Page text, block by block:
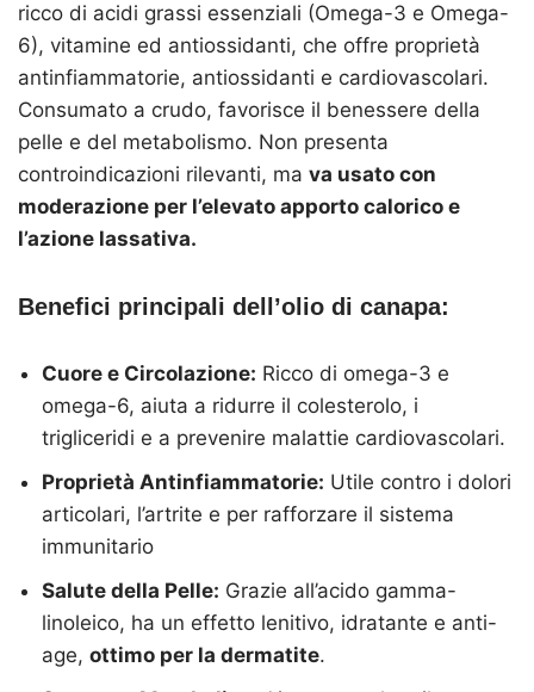
ricco di acidi grassi essenziali (Omega-3 e Omega-
6), vitamine ed antiossidanti, che offre proprietà
antinfiammatorie, antiossidanti e cardiovascolari.
Consumato a crudo, favorisce il benessere della
pelle e del metabolismo. Non presenta
controindicazioni rilevanti, ma va usato con
moderazione per l’elevato apporto calorico e
l’azione lassativa.
Benefici principali dell’olio di canapa:
Cuore e Circolazione: Ricco di omega-3 e
omega-6, aiuta a ridurre il colesterolo, i
trigliceridi e a prevenire malattie cardiovascolari.
Proprietà Antinfiammatorie: Utile contro i dolori
articolari, l’artrite e per rafforzare il sistema
immunitario
Salute della Pelle: Grazie all’acido gamma-
linoleico, ha un effetto lenitivo, idratante e anti-
age, ottimo per la dermatite.